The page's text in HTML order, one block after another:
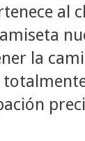
al
la